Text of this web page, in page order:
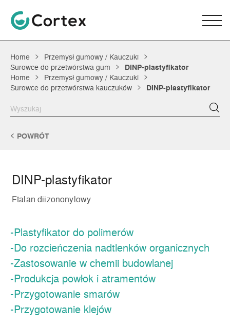
Home
Przemysł gumowy / Kauczuki
Surowce do przetwórstwa gum
DINP-plastyfikator
Home
Przemysł gumowy / Kauczuki
Surowce do przetwórstwa kauczuków
DINP-plastyfikator
POWRÓT
DINP-plastyfikator
Ftalan diizononylowy
-Plastyfikator do polimerów
-Do rozcieńczenia nadtlenków organicznych
-Zastosowanie w chemii budowlanej
-Produkcja powłok i atramentów
-Przygotowanie smarów
-Przygotowanie klejów